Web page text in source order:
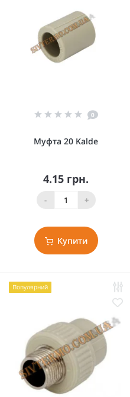
0
Муфта 20 Kalde
4.15 грн.
- +
Купити
Популярний